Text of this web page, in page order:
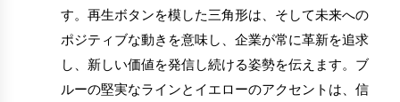
す。再生ボタンを模した三角形は、そして未来への
ポジティブな動きを意味し、企業が常に革新を追求
し、新しい価値を発信し続ける姿勢を伝えます。ブ
ルーの堅実なラインとイエローのアクセントは、信